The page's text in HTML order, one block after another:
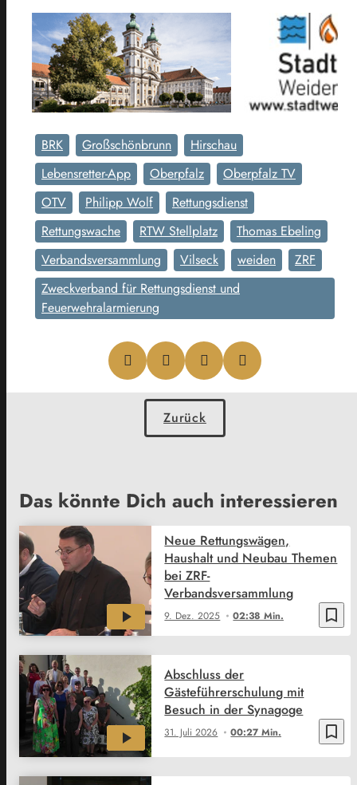
BRK Großschönbrunn
Hirschau
Lebensretter-App
Oberpfalz
Oberpfalz TV
OTV
Philipp Wolf
Rettungsdienst
Rettungswache
RTW Stellplatz
Thomas Ebeling
Verbandsversammlung
Vilseck weiden
ZRF
Zweckverband für Rettungsdienst und
Feuerwehralarmierung
Zurück
Das könnte Dich auch interessieren
bookmark_border
9. Dez. 2025 02:38 Min.
Neue Rettungswägen,
Haushalt und Neubau Themen
bei ZRF-
Verbandsversammlung
bookmark_border
31. Juli 2026 00:27 Min.
Abschluss der
Gästeführerschulung mit
Besuch in der Synagoge